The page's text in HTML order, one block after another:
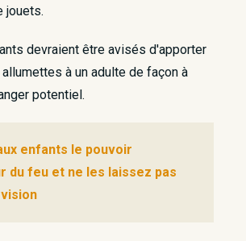
jouets.
devraient être avisés d'apporter
à un adulte de façon à
potentiel.
enfants le pouvoir
du feu et ne les laissez pas